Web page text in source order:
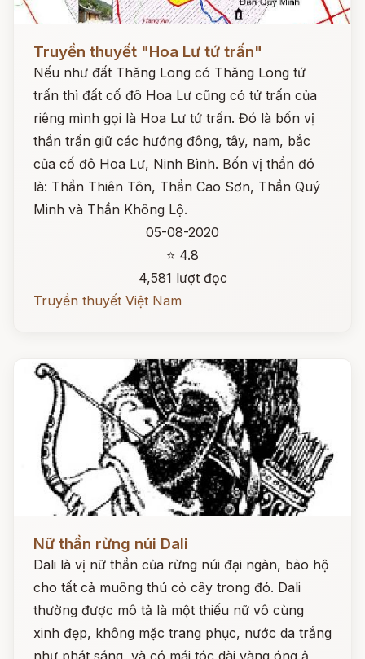
Đọc ngay
Truyền thuyết "Hoa Lư tứ trấn"
Nếu như đất Thăng Long có Thăng Long tứ
trấn thì đất cố đô Hoa Lư cũng có tứ trấn của
riêng mình gọi là Hoa Lư tứ trấn. Đó là bốn vị
thần trấn giữ các hướng đông, tây, nam, bắc
của cố đô Hoa Lư, Ninh Bình. Bốn vị thần đó
là: Thần Thiên Tôn, Thần Cao Sơn, Thần Quý
Minh và Thần Không Lộ.
05-08-2020
⭐ 4.8
4,581 lượt đọc
Truyền thuyết Việt Nam
Nữ thần rừng núi Dali
Dali là vị nữ thần của rừng núi đại ngàn, bảo hộ
cho tất cả muông thú cỏ cây trong đó. Dali
thường được mô tả là một thiếu nữ vô cùng
xinh đẹp, không mặc trang phục, nước da trắng
như phát sáng, và có mái tóc dài vàng óng ả